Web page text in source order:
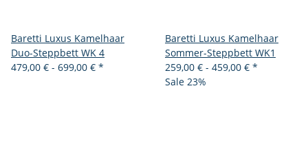
Baretti Luxus Kamelhaar
Duo-Steppbett WK 4
479,00 € - 699,00 € *
Baretti Luxus Kamelhaar
Sommer-Steppbett WK1
259,00 € - 459,00 € *
Sale 23%